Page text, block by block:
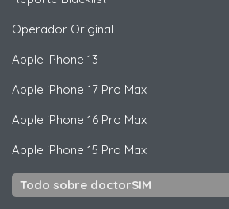
Operador Original
Apple iPhone 13
Apple iPhone 17 Pro Max
Apple iPhone 16 Pro Max
Apple iPhone 15 Pro Max
Todo sobre doctorSIM